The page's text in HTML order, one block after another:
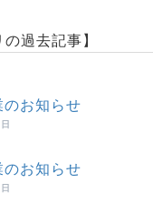
過去記事】
のお知らせ
のお知らせ